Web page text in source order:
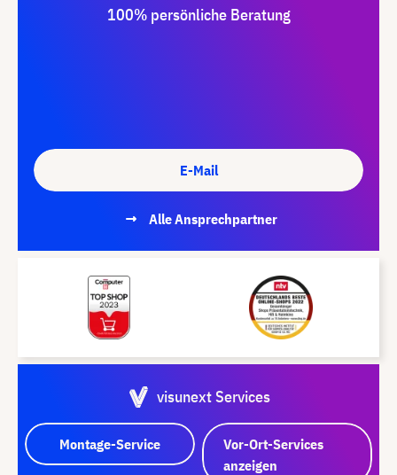
100% persönliche Beratung
E-Mail
Alle Ansprechpartner
visunext Services
Montage-Service
Vor-Ort-Services
anzeigen